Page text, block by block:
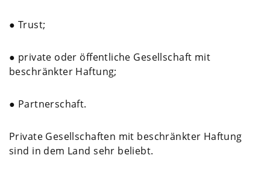
● Trust;
● private oder öffentliche Gesellschaft mit
beschränkter Haftung;
● Partnerschaft.
Private Gesellschaften mit beschränkter Haftung
sind in dem Land sehr beliebt.